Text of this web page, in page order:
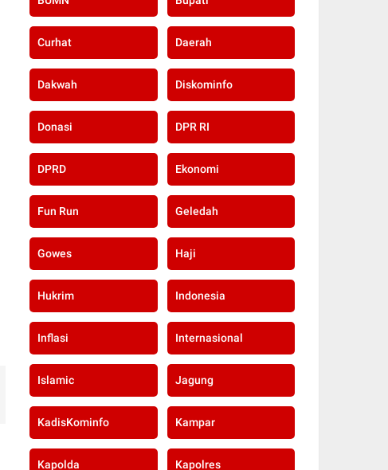
Curhat Daerah
Dakwah Diskominfo
Donasi DPR RI
DPRD Ekonomi
Fun Run Geledah
Gowes Haji
Hukrim Indonesia
Inflasi Internasional
Islamic Jagung
KadisKominfo Kampar
Kapolda Kapolres